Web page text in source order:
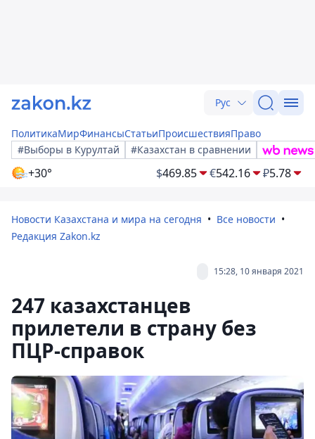
Рус
ПолитикаМирФинансыСтатьиПроисшествияПраво
#Выборы в Курултай
#Казахстан в сравнении
+30° $469.85 €542.16 ₽5.78
Новости Казахстана и мира на сегодня
Все новости
Редакция Zakon.kz
15:28, 10 января 2021
247 казахстанцев
прилетели в страну без
ПЦР-справок